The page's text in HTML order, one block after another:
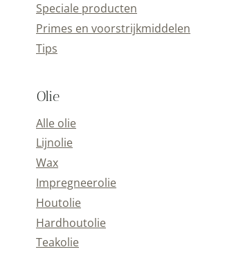
Speciale producten
Primes en voorstrijkmiddelen
Tips
Olie
Alle olie
Lijnolie
Wax
Impregneerolie
Houtolie
Hardhoutolie
Teakolie